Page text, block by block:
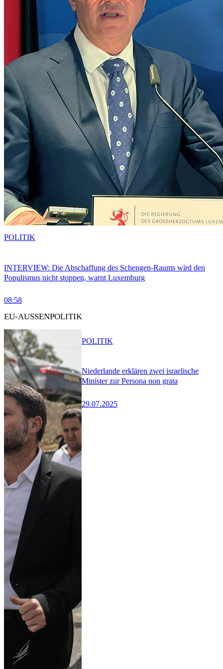
INTERVIEW: Die Abschaffung des Schengen-Raums wird den
Populismus nicht stoppen, warnt Luxemburg
08:58
POLITIK
EU-AUSSENPOLITIK
Niederlande erklären zwei israelische
Minister zur Persona non grata
29.07.2025
POLITIK